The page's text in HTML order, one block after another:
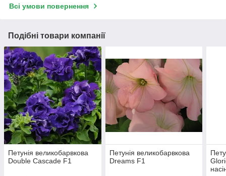
Всі умови повернення
Подібні товари компанії
Петунія великобарвкова
Double Cascade F1
Петунія великобарвкова
Dreams F1